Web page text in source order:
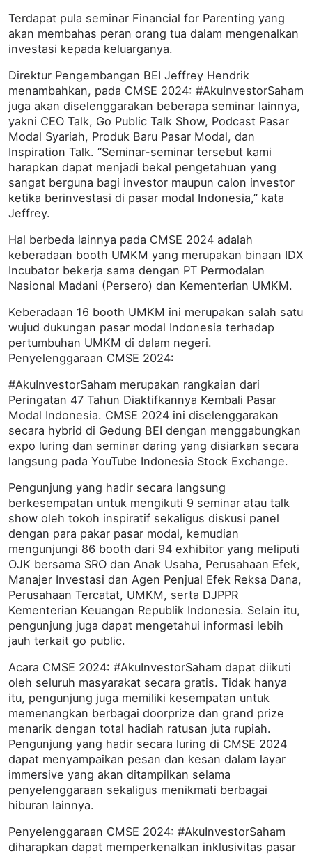
Terdapat pula seminar Financial for Parenting yang
akan membahas peran orang tua dalam mengenalkan
investasi kepada keluarganya.
Direktur Pengembangan BEI Jeffrey Hendrik
menambahkan, pada CMSE 2024: #AkuInvestorSaham
juga akan diselenggarakan beberapa seminar lainnya,
yakni CEO Talk, Go Public Talk Show, Podcast Pasar
Modal Syariah, Produk Baru Pasar Modal, dan
Inspiration Talk. “Seminar-seminar tersebut kami
harapkan dapat menjadi bekal pengetahuan yang
sangat berguna bagi investor maupun calon investor
ketika berinvestasi di pasar modal Indonesia,” kata
Jeffrey.
Hal berbeda lainnya pada CMSE 2024 adalah
keberadaan booth UMKM yang merupakan binaan IDX
Incubator bekerja sama dengan PT Permodalan
Nasional Madani (Persero) dan Kementerian UMKM.
Keberadaan 16 booth UMKM ini merupakan salah satu
wujud dukungan pasar modal Indonesia terhadap
pertumbuhan UMKM di dalam negeri.
Penyelenggaraan CMSE 2024:
#AkuInvestorSaham merupakan rangkaian dari
Peringatan 47 Tahun Diaktifkannya Kembali Pasar
Modal Indonesia. CMSE 2024 ini diselenggarakan
secara hybrid di Gedung BEI dengan menggabungkan
expo luring dan seminar daring yang disiarkan secara
langsung pada YouTube Indonesia Stock Exchange.
Pengunjung yang hadir secara langsung
berkesempatan untuk mengikuti 9 seminar atau talk
show oleh tokoh inspiratif sekaligus diskusi panel
dengan para pakar pasar modal, kemudian
mengunjungi 86 booth dari 94 exhibitor yang meliputi
OJK bersama SRO dan Anak Usaha, Perusahaan Efek,
Manajer Investasi dan Agen Penjual Efek Reksa Dana,
Perusahaan Tercatat, UMKM, serta DJPPR
Kementerian Keuangan Republik Indonesia. Selain itu,
pengunjung juga dapat mengetahui informasi lebih
jauh terkait go public.
Acara CMSE 2024: #AkuInvestorSaham dapat diikuti
oleh seluruh masyarakat secara gratis. Tidak hanya
itu, pengunjung juga memiliki kesempatan untuk
memenangkan berbagai doorprize dan grand prize
menarik dengan total hadiah ratusan juta rupiah.
Pengunjung yang hadir secara luring di CMSE 2024
dapat menyampaikan pesan dan kesan dalam layar
immersive yang akan ditampilkan selama
penyelenggaraan sekaligus menikmati berbagai
hiburan lainnya.
Penyelenggaraan CMSE 2024: #AkuInvestorSaham
diharapkan dapat memperkenalkan inklusivitas pasar